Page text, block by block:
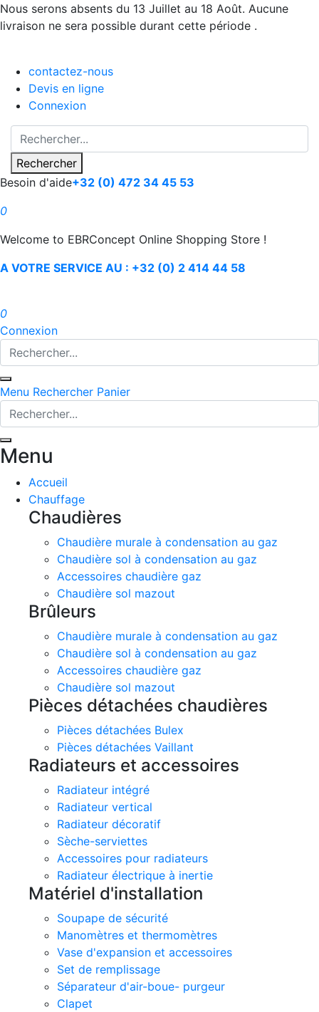
Nous serons absents du 13 Juillet au 18 Août. Aucune
livraison ne sera possible durant cette période .
contactez-nous
Devis en ligne
Connexion
Rechercher
Besoin d'aide+32 (0) 472 34 45 53
0
Welcome to EBRConcept Online Shopping Store !
A VOTRE SERVICE AU : +32 (0) 2 414 44 58
0
Connexion
Menu Rechercher Panier
Menu
Accueil
Chauffage
Chaudières
Chaudière murale à condensation au gaz
Chaudière sol à condensation au gaz
Accessoires chaudière gaz
Chaudière sol mazout
Brûleurs
Chaudière murale à condensation au gaz
Chaudière sol à condensation au gaz
Accessoires chaudière gaz
Chaudière sol mazout
Pièces détachées chaudières
Pièces détachées Bulex
Pièces détachées Vaillant
Radiateurs et accessoires
Radiateur intégré
Radiateur vertical
Radiateur décoratif
Sèche-serviettes
Accessoires pour radiateurs
Radiateur électrique à inertie
Matériel d'installation
Soupape de sécurité
Manomètres et thermomètres
Vase d'expansion et accessoires
Set de remplissage
Séparateur d'air-boue- purgeur
Clapet